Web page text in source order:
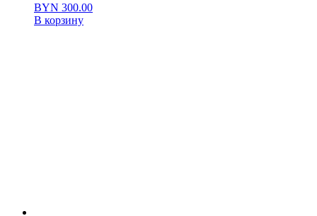
BYN 300.00
В корзину